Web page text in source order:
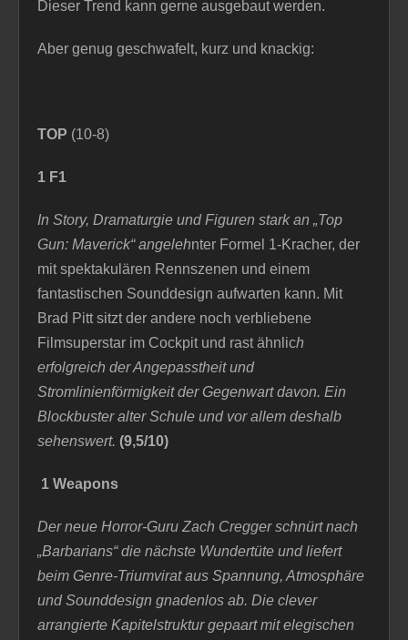
Dieser Trend kann gerne ausgebaut werden.
Aber genug geschwafelt, kurz und knackig:
TOP (10-8)
1 F1
In Story, Dramaturgie und Figuren stark an „Top
Gun: Maverick“ angelehnter Formel 1-Kracher, der
mit spektakulären Rennszenen und einem
fantastischen Sounddesign aufwarten kann. Mit
Brad Pitt sitzt der andere noch verbliebene
Filmsuperstar im Cockpit und rast ähnlich
erfolgreich der Angepasstheit und
Stromlinienförmigkeit der Gegenwart davon. Ein
Blockbuster alter Schule und vor allem deshalb
sehenswert. (9,5/10)
1 Weapons
Der neue Horror-Guru Zach Cregger schnürt nach
„Barbarians“ die nächste Wundertüte und liefert
beim Genre-Triumvirat aus Spannung, Atmosphäre
und Sounddesign gnadenlos ab. Die clever
arrangierte Kapitelstruktur gepaart mit elegischen